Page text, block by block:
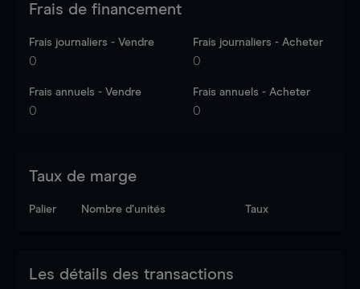
Frais de financement
Frais journaliers - Vendre
0
Frais journaliers - Acheter
0
Frais annuels - Vendre
0
Frais annuels - Acheter
0
Taux de marge
Palier Nombre d’unités Taux
Les détails des transactions